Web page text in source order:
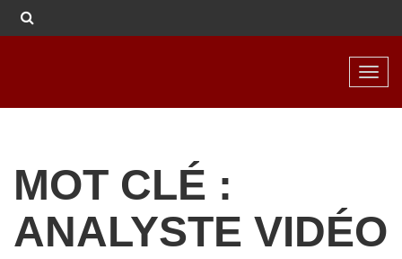
MOT CLÉ :
ANALYSTE VIDÉO